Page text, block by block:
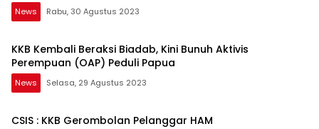
News Rabu, 30 Agustus 2023
KKB Kembali Beraksi Biadab, Kini Bunuh Aktivis
Perempuan (OAP) Peduli Papua
News Selasa, 29 Agustus 2023
CSIS : KKB Gerombolan Pelanggar HAM